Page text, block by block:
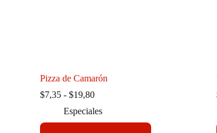
Pizza de Camarón
$7,35 - $19,80Rango
precios:
desde
Especiales
Este